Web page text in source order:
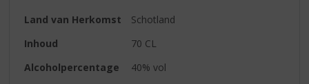
Land van Herkomst
Schotland
Inhoud
70 CL
Alcoholpercentage
40% vol